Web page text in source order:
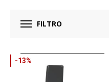
FILTRO
-13%